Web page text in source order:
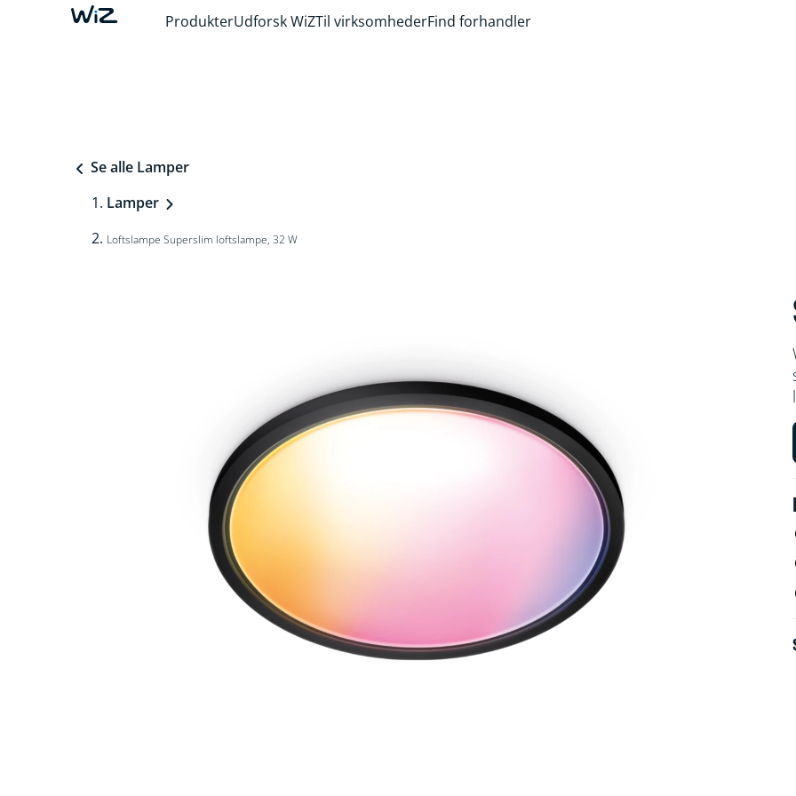
ProdukterUdforsk WiZTil virksomhederFind forhandler
Se alle Lamper
Lamper
Loftslampe Superslim loftslampe, 32 W